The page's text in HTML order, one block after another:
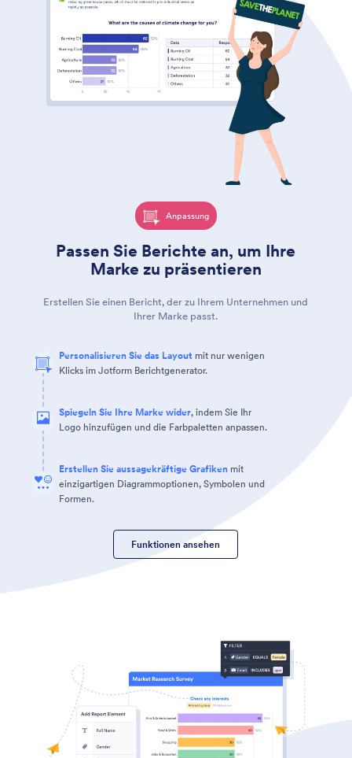
Anpassung
Passen Sie Berichte an, um Ihre
Marke zu präsentieren
Erstellen Sie einen Bericht, der zu Ihrem Unternehmen und
Ihrer Marke passt.
Personalisieren Sie das Layout mit nur wenigen
Klicks im Jotform Berichtgenerator.
Spiegeln Sie Ihre Marke wider, indem Sie Ihr
Logo hinzufügen und die Farbpaletten anpassen.
Erstellen Sie aussagekräftige Grafiken mit
einzigartigen Diagrammoptionen, Symbolen und
Formen.
Funktionen ansehen